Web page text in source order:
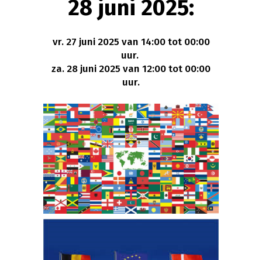
28 juni 2025:
vr. 27 juni 2025 van 14:00 tot 00:00
uur.
za. 28 juni 2025 van 12:00 tot 00:00
uur.